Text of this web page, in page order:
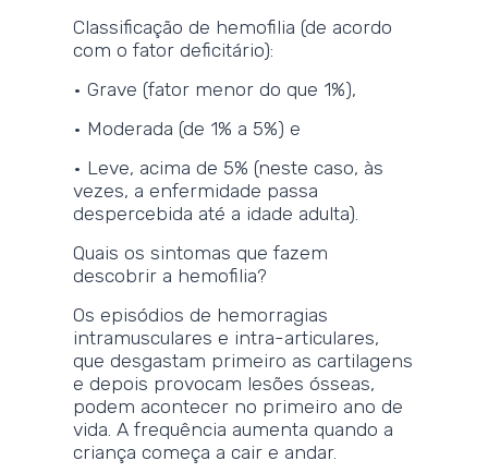
Classificação de hemofilia (de acordo
com o fator deficitário):
• Grave (fator menor do que 1%),
• Moderada (de 1% a 5%) e
• Leve, acima de 5% (neste caso, às
vezes, a enfermidade passa
despercebida até a idade adulta).
Quais os sintomas que fazem
descobrir a hemofilia?
Os episódios de hemorragias
intramusculares e intra-articulares,
que desgastam primeiro as cartilagens
e depois provocam lesões ósseas,
podem acontecer no primeiro ano de
vida. A frequência aumenta quando a
criança começa a cair e andar.